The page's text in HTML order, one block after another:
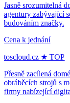
Jasně srozumitelná
agentury zabývající
budováním značky.
Cena k jednání
toscloud.cz ★ TOP
Přesně zacílená
obráběcích strojů s
firmy nabízející